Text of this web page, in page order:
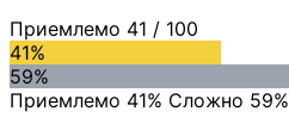
Приемлемо 41 / 100
41%
59%
Приемлемо 41% Сложно 59%